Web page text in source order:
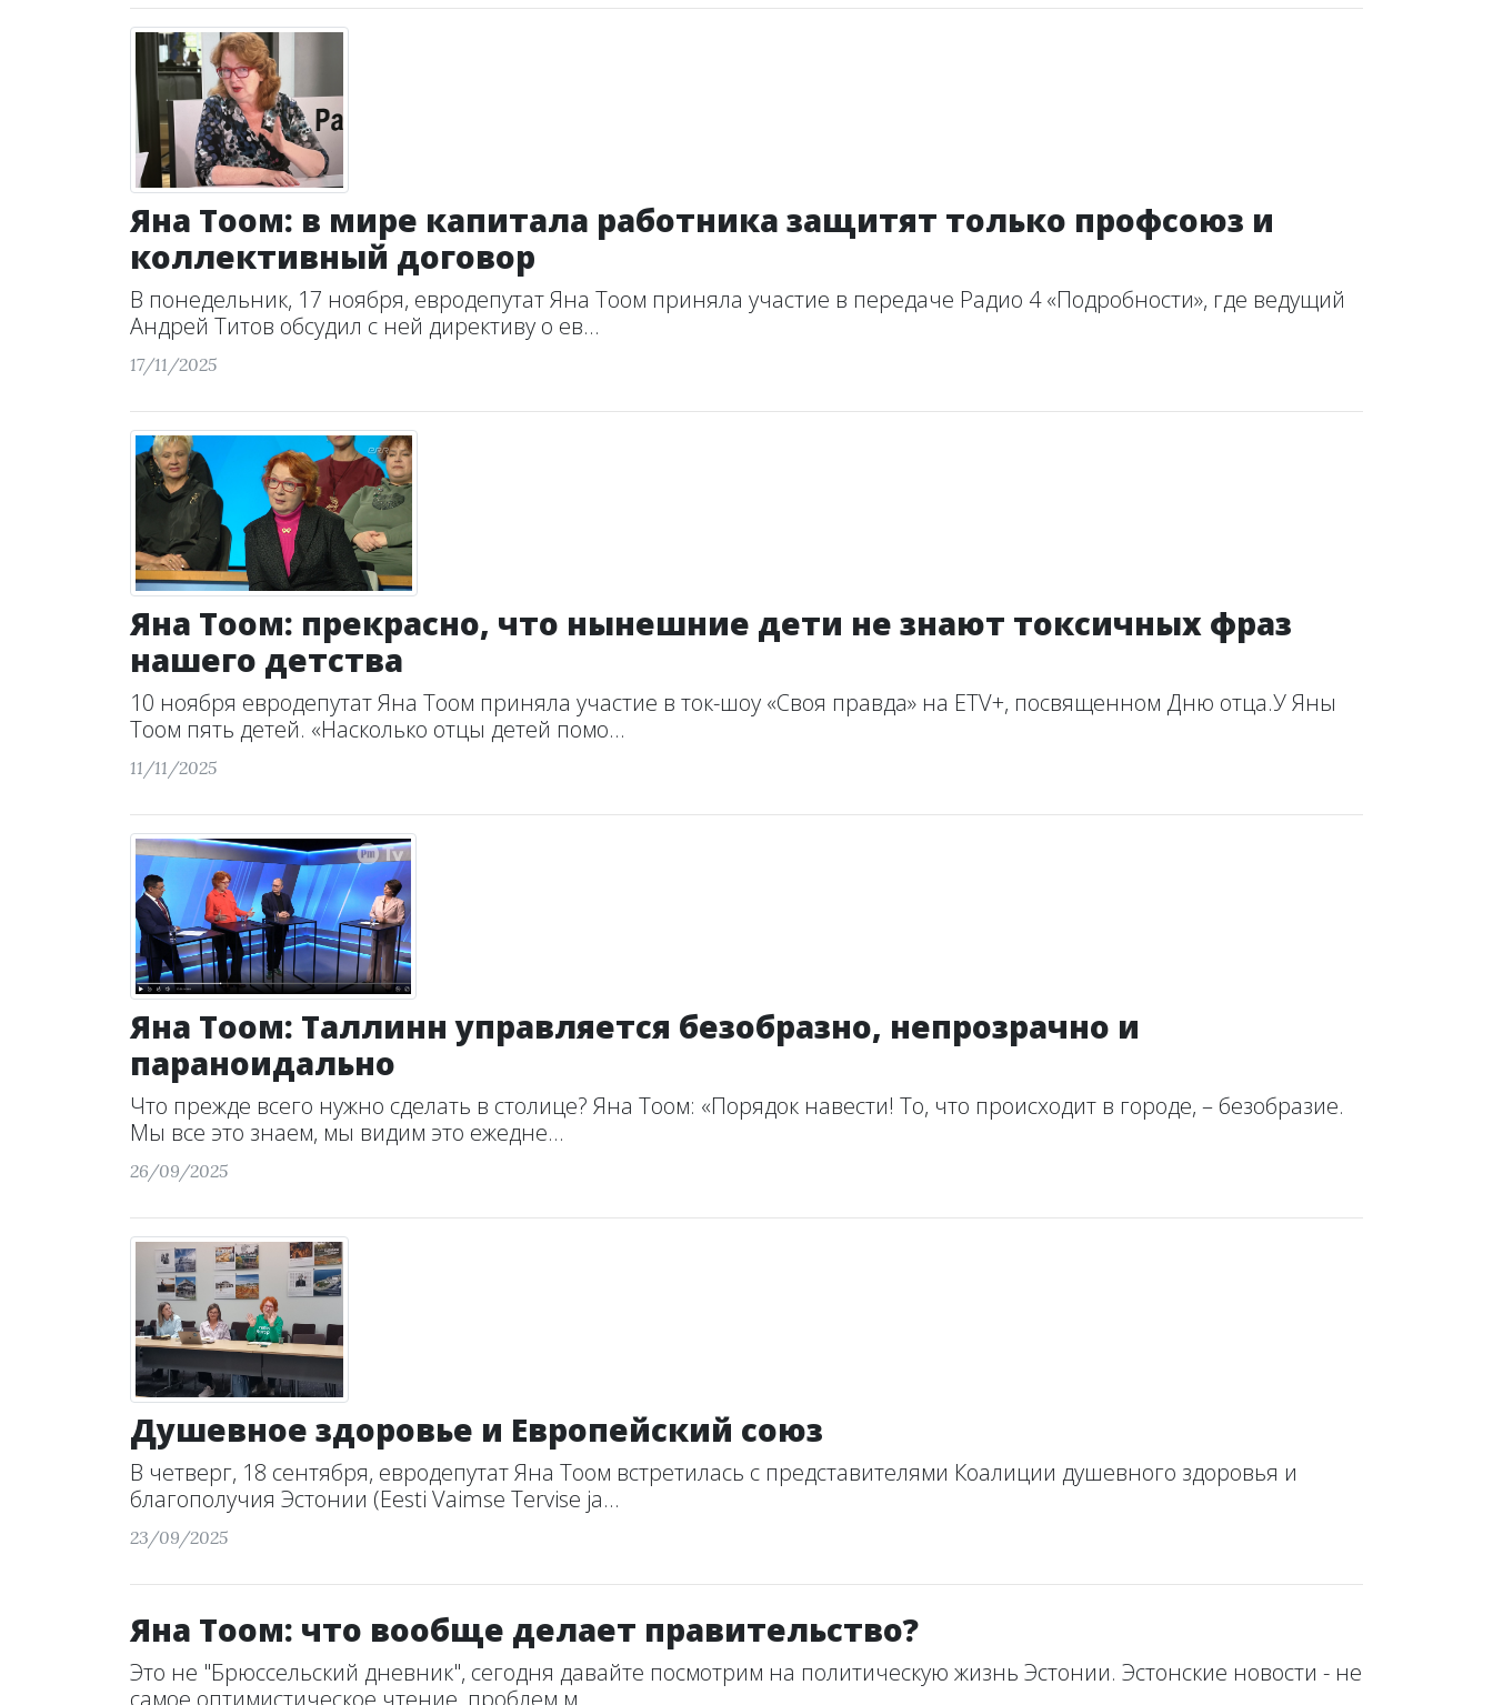
Яна Тоом: в мире капитала работника защитят только профсоюз и
коллективный договор
В понедельник, 17 ноября, евродепутат Яна Тоом приняла участие в передаче Радио 4 «Подробности», где ведущий
Андрей Титов обсудил с ней директиву о ев...
17/11/2025
Яна Тоом: прекрасно, что нынешние дети не знают токсичных фраз
нашего детства
10 ноября евродепутат Яна Тоом приняла участие в ток-шоу «Своя правда» на ETV+, посвященном Дню отца.У Яны
Тоом пять детей. «Насколько отцы детей помо...
11/11/2025
Яна Тоом: Таллинн управляется безобразно, непрозрачно и
параноидально
Что прежде всего нужно сделать в столице? Яна Тоом: «Порядок навести! То, что происходит в городе, – безобразие.
Мы все это знаем, мы видим это ежедне...
26/09/2025
Душевное здоровье и Европейский союз
В четверг, 18 сентября, евродепутат Яна Тоом встретилась с представителями Коалиции душевного здоровья и
благополучия Эстонии (Eesti Vaimse Tervise ja...
23/09/2025
Яна Тоом: что вообще делает правительство?
Это не "Брюссельский дневник", сегодня давайте посмотрим на политическую жизнь Эстонии. Эстонские новости - не
самое оптимистическое чтение, проблем м...